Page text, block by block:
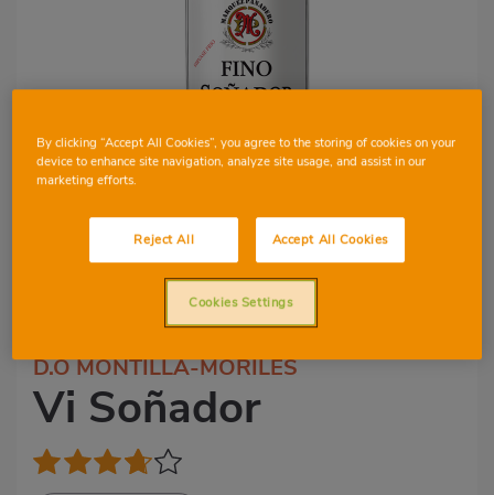
D.O MONTILLA-MORILES
Vi Soñador
By clicking “Accept All Cookies”, you agree to the storing of cookies on your
device to enhance site navigation, analyze site usage, and assist in our
marketing efforts.
Reject All Accept All Cookies
Cookies Settings